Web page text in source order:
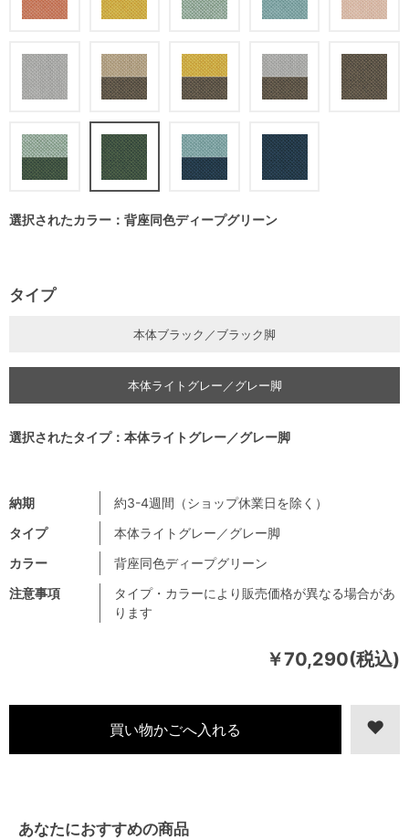
￥70,290(税込)
注意事項
タイプ・カラーにより販売価格が異なる場合があ
ります
納期
約3-4週間（ショップ休業日を除く）
タイプ
本体ライトグレー／グレー脚
カラー
背座同色ディープグリーン
選択されたカラー：背座同色ディープグリーン
タイプ
本体ブラック／ブラック脚
本体ライトグレー／グレー脚
選択されたタイプ：本体ライトグレー／グレー脚
あなたにおすすめの商品